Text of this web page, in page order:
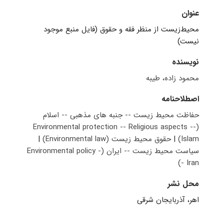
عنوان
محیط‌زیست از منظر فقه و حقوق (فایل منبع موجود
نیست)
نویسنده
محمود زاده، طیبه
اصطلاحنامه
حفاظت محیط زیست -- جنبه های مذهبی -- اسلام
(Environmental protection -- Religious aspects --
Islam)
|حقوق محیط زیست (Environmental law)
|
سیاست محیط زیست -- ایران (Environmental policy -
- Iran)
محل نشر
اهر، آذربایجان شرقی